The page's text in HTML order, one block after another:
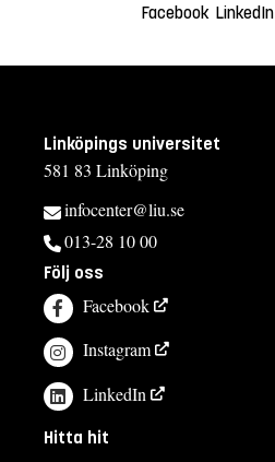
Facebook LinkedIn
Linköpings universitet
581 83 Linköping
infocenter@liu.se
013-28 10 00
Följ oss
Facebook
Instagram
LinkedIn
Hitta hit